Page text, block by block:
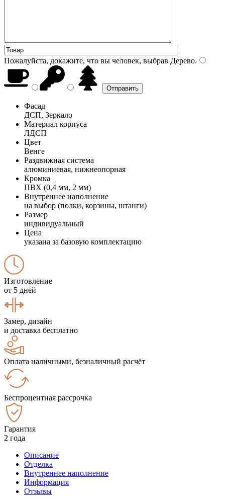
Пожалуйста, докажите, что вы человек, выбрав Дерево.
Фасад
ДСП, Зеркало
Материал корпуса
ЛДСП
Цвет
Венге
Раздвижная система
алюминиевая, нижнеопорная
Кромка
ПВХ (0,4 мм, 2 мм)
Внутреннее наполнение
на выбор (полки, корзины, штанги)
Размер
индивидуальный
Цена
указана за базовую комплектацию
Изготовление
от 5 дней
Замер, дизайн
и доставка бесплатно
Оплата наличными, безналичный расчёт
Беспроцентная рассрочка
Гарантия
2 года
Описание
Отделка
Внутреннее наполнение
Информация
Отзывы